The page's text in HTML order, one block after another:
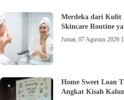
Merdeka dari Kulit
Skincare Routine
Jumat, 07 Agustus 2026
Home Sweet Loan
Angkat Kisah